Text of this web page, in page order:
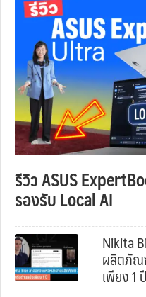
รีวิว ASUS
รองรับ Local AI
Nikita
ผลิตภัณ
เพียง 1 ปี